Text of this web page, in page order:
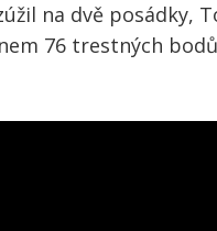
na dvě posádky,
76 trestných